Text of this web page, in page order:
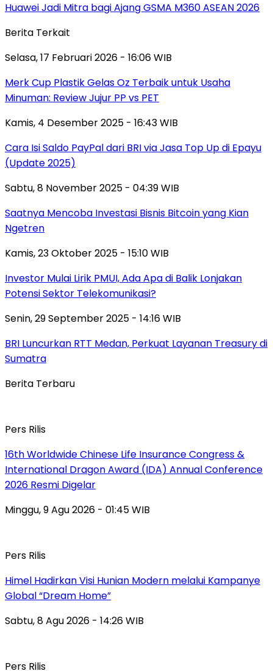
Huawei Jadi Mitra bagi Ajang GSMA M360 ASEAN 2026
Berita Terkait
Selasa, 17 Februari 2026 - 16:06 WIB
Merk Cup Plastik Gelas Oz Terbaik untuk Usaha
Minuman: Review Jujur PP vs PET
Kamis, 4 Desember 2025 - 16:43 WIB
Cara Isi Saldo PayPal dari BRI via Jasa Top Up di Epayu
(Update 2025)
Sabtu, 8 November 2025 - 04:39 WIB
Saatnya Mencoba Investasi Bisnis Bitcoin yang Kian
Ngetren
Kamis, 23 Oktober 2025 - 15:10 WIB
Investor Mulai Lirik PMUI, Ada Apa di Balik Lonjakan
Potensi Sektor Telekomunikasi?
Senin, 29 September 2025 - 14:16 WIB
BRI Luncurkan RTT Medan, Perkuat Layanan Treasury di
Sumatra
Berita Terbaru
Pers Rilis
16th Worldwide Chinese Life Insurance Congress &
International Dragon Award (IDA) Annual Conference
2026 Resmi Digelar
Minggu, 9 Agu 2026 - 01:45 WIB
Pers Rilis
Himel Hadirkan Visi Hunian Modern melalui Kampanye
Global “Dream Home”
Sabtu, 8 Agu 2026 - 14:26 WIB
Pers Rilis